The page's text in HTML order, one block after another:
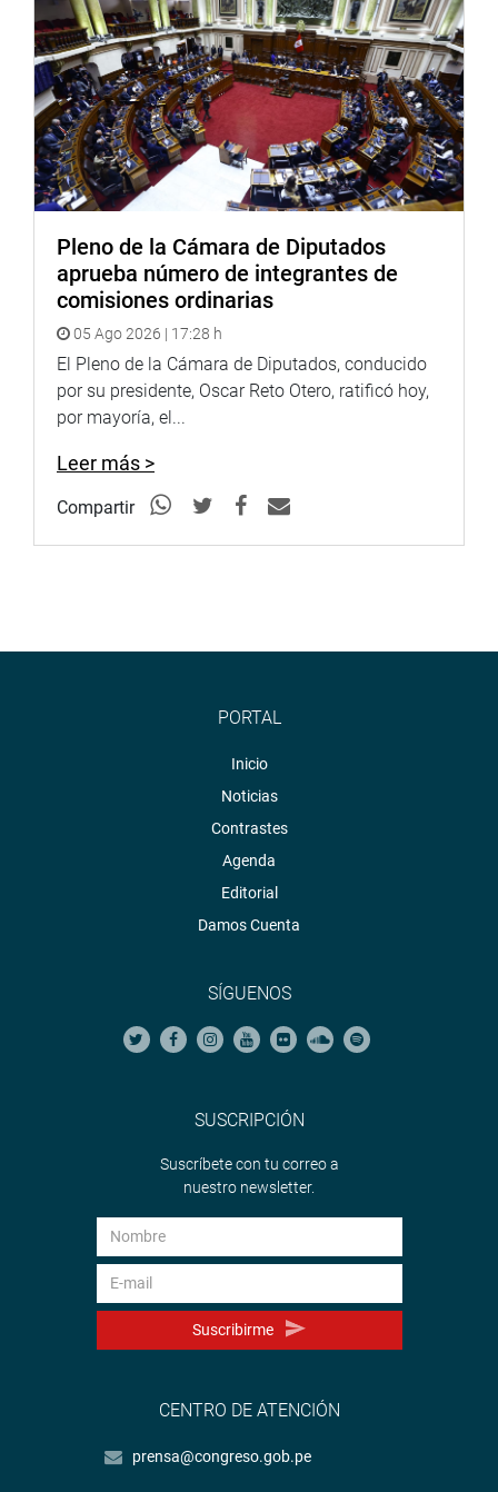
Pleno de la Cámara de Diputados
aprueba número de integrantes de
comisiones ordinarias
05 Ago 2026 | 17:28 h
El Pleno de la Cámara de Diputados, conducido
por su presidente, Oscar Reto Otero, ratificó hoy,
por mayoría, el...
Leer más >
Compartir
PORTAL
Inicio
Noticias
Contrastes
Agenda
Editorial
Damos Cuenta
SÍGUENOS
SUSCRIPCIÓN
Suscríbete con tu correo a
nuestro newsletter.
Suscribirme
CENTRO DE ATENCIÓN
prensa@congreso.gob.pe